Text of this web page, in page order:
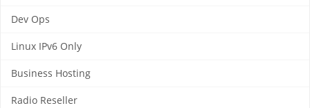
Dev Ops
Linux IPv6 Only
Business Hosting
Radio Reseller